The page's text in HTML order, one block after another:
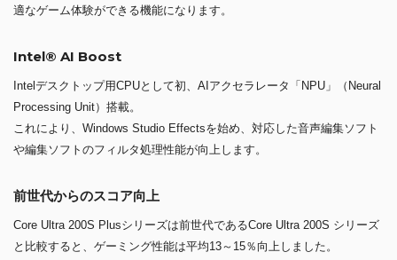
適なゲーム体験ができる機能になります。
Intel® AI Boost
Intelデスクトップ用CPUとして初、AIアクセラレータ「NPU」（Neural
Processing Unit）搭載。
これにより、Windows Studio Effectsを始め、対応した音声編集ソフト
や編集ソフトのフィルタ処理性能が向上します。
前世代からのスコア向上
Core Ultra 200S Plusシリーズは前世代であるCore Ultra 200S シリーズ
と比較すると、ゲーミング性能は平均13～15％向上しました。